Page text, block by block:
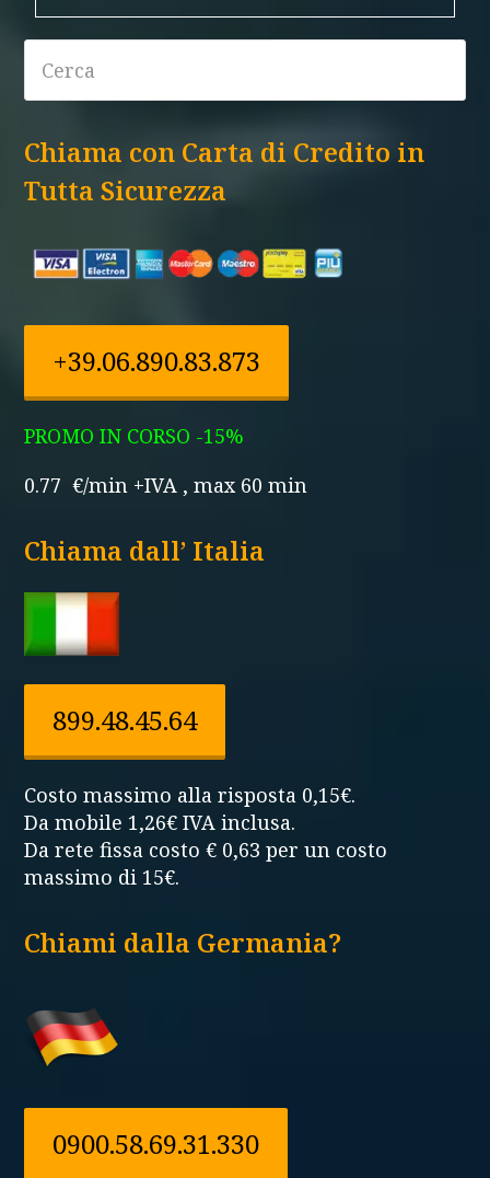
Chiama con Carta di Credito in
Tutta Sicurezza
+39.06.890.83.873
PROMO IN CORSO -15%
0.77 €/min +IVA , max 60 min
Chiama dall’ Italia
899.48.45.64
Costo massimo alla risposta 0,15€.
Da mobile 1,26€ IVA inclusa.
Da rete fissa costo € 0,63 per un costo
massimo di 15€.
Chiami dalla Germania?
0900.58.69.31.330